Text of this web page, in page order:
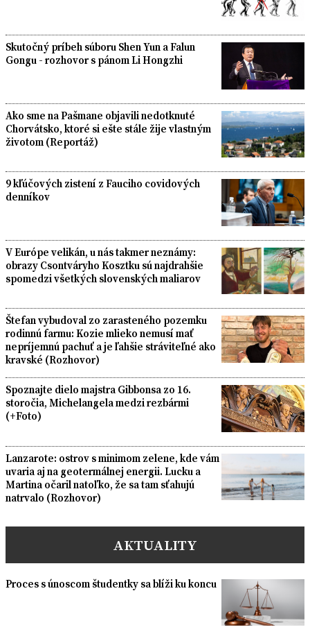
Skutočný príbeh súboru Shen Yun a Falun
Gongu - rozhovor s pánom Li Hongzhi
Ako sme na Pašmane objavili nedotknuté
Chorvátsko, ktoré si ešte stále žije vlastným
životom (Reportáž)
9 kľúčových zistení z Fauciho covidových
denníkov
V Európe velikán, u nás takmer neznámy:
obrazy Csontváryho Kosztku sú najdrahšie
spomedzi všetkých slovenských maliarov
Štefan vybudoval zo zarasteného pozemku
rodinnú farmu: Kozie mlieko nemusí mať
nepríjemnú pachuť a je ľahšie stráviteľné ako
kravské (Rozhovor)
Spoznajte dielo majstra Gibbonsa zo 16.
storočia, Michelangela medzi rezbármi
(+Foto)
Lanzarote: ostrov s minimom zelene, kde vám
uvaria aj na geotermálnej energii. Lucku a
Martina očaril natoľko, že sa tam sťahujú
natrvalo (Rozhovor)
AKTUALITY
Proces s únoscom študentky sa blíži ku koncu